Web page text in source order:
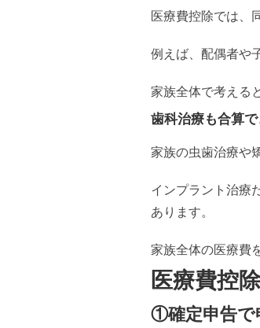
医療費控除では、
例えば、配偶者や
家族全体で考える
歯科治療も合算で
家族の虫歯治療や
インプラント治療
あります。
家族全体の医療費
医療費控
①確定申告で